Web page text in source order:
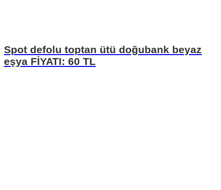
Spot defolu toptan ütü doğubank beyaz
eşya FİYATI: 60 TL